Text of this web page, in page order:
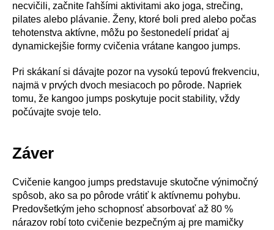
necvičili, začnite ľahšími aktivitami ako joga, strečing,
pilates alebo plávanie. Ženy, ktoré boli pred alebo počas
tehotenstva aktívne, môžu po šestonedelí pridať aj
dynamickejšie formy cvičenia vrátane kangoo jumps.
Pri skákaní si dávajte pozor na vysokú tepovú frekvenciu,
najmä v prvých dvoch mesiacoch po pôrode. Napriek
tomu, že kangoo jumps poskytuje pocit stability, vždy
počúvajte svoje telo.
Záver
Cvičenie kangoo jumps predstavuje skutočne výnimočný
spôsob, ako sa po pôrode vrátiť k aktívnemu pohybu.
Predovšetkým jeho schopnosť absorbovať až 80 %
nárazov robí toto cvičenie bezpečným aj pre mamičky